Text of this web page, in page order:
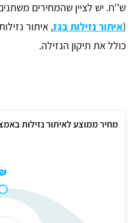
ש''ח. יש לציין שהמחירים
(איתור נזילות בגז, איתור
כולל את תיקון הנזילה.
מחיר ממוצע לאיתור נזילות